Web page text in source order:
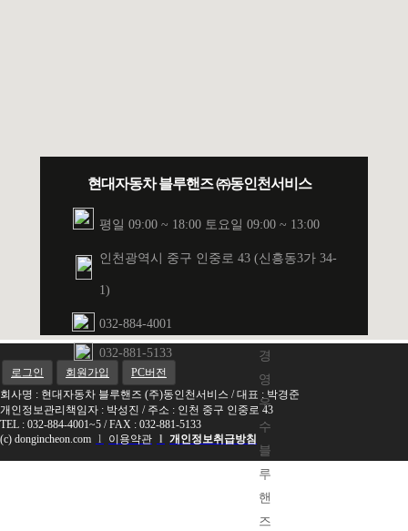
2019년
기
명
경
영
우
수
블
루
핸
즈
현대자동차 블루핸즈 ㈜동인천서비스
평일 09:00 ~ 18:00 토요일 09:00 ~ 13:00
인천광역시 중구 인중로 43 (신흥동3가 34-
1)
032-884-4001
032-881-5133
로그인 회원가입
PC버전
회사명 : 현대자동차 블루핸즈 (주)동인천서비스 / 대표 : 박경준
개인정보관리책임자 : 박성진 / 주소 : 인천 중구 인중로 43
TEL : 032-884-4001~5 / FAX : 032-881-5133
(c) dongincheon.com l 이용약관 l 개인정보취급방침